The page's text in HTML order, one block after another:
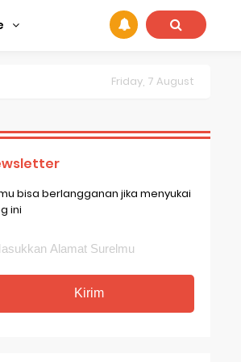
Friday, 7 August
bisa berlangganan jika menyukai
ini